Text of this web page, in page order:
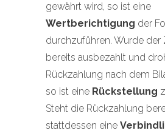
gewährt wird, so ist eine
Wertberichtigung der
durchzuführen. Wurde der
bereits ausbezahlt und
Rückzahlung nach dem
so ist eine Rückstellung
Steht die Rückzahlung
stattdessen eine